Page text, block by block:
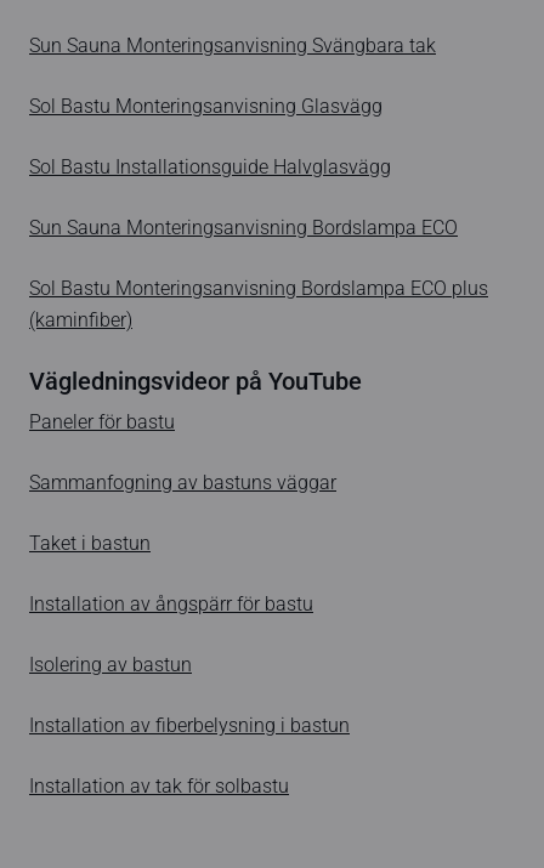
Sun Sauna Monteringsanvisning Svängbara tak
Sol Bastu Monteringsanvisning Glasvägg
Sol Bastu Installationsguide Halvglasvägg
Sun Sauna Monteringsanvisning Bordslampa ECO
Sol Bastu Monteringsanvisning Bordslampa ECO plus
(kaminfiber)
Vägledningsvideor på YouTube
Paneler för bastu
Sammanfogning av bastuns väggar
Taket i bastun
Installation av ångspärr för bastu
Isolering av bastun
Installation av fiberbelysning i bastun
Installation av tak för solbastu